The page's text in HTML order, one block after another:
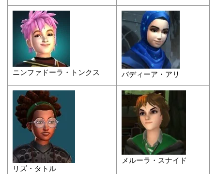
ニンファドーラ・トンクス バディーア・アリ
リズ・タトル
メルーラ・スナイド